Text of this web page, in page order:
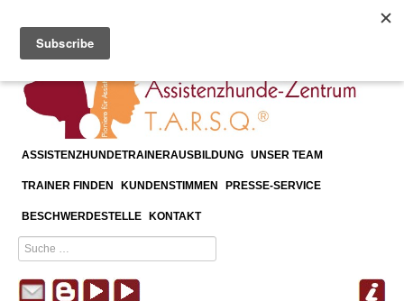
ASSISTENZHUNDETRAINERAUSBILDUNG UNSER TEAM
TRAINER FINDEN KUNDENSTIMMEN PRESSE-SERVICE
BESCHWERDESTELLE KONTAKT
≡